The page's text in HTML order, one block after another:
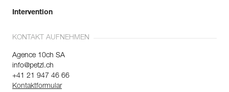
Intervention
KONTAKT AUFNEHMEN
Agence 10ch SA
info@petzl.ch
+41 21 947 46 66
Kontaktformular